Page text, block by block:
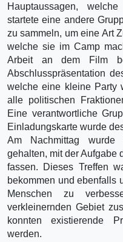
Hauptaussagen,
startete eine andere
zu sammeln, um eine Art
welche sie im Camp
Arbeit an dem Film
Abschlusspräsentation
welche eine kleine Party
alle politischen
Eine verantwortliche
Einladungskarte wurde
Am Nachmittag wurde
gehalten, mit der Aufgabe
fassen. Dieses Treffen
bekommen und ebenfalls
Menschen zu
verkleinernden Gebiet
konnten existierende
werden.